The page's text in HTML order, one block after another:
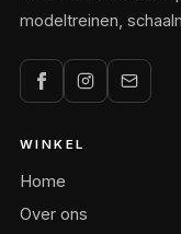
modeltreinen,
WINKEL
Home
Over ons